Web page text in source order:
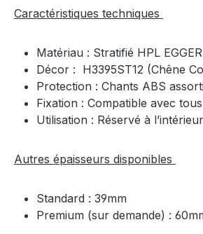
Caractéristiques techniques
Matériau : Stratifié HPL
Décor : H3395ST12 (Chêne
Protection : Chants ABS
Fixation : Compatible avec
Utilisation : Réservé à
Autres épaisseurs disponibles
Standard : 39mm
Premium (sur demande) :